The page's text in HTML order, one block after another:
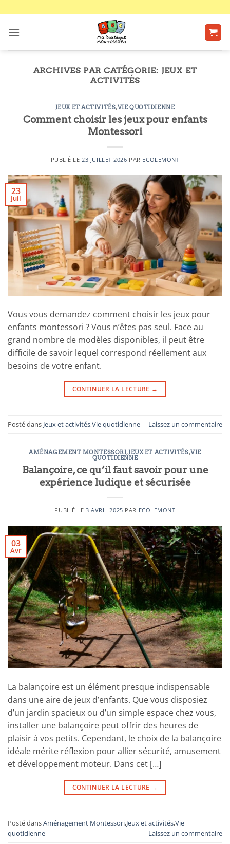
contenu
ARCHIVES PAR CATÉGORIE: JEUX ET
ACTIVITÉS
JEUX ET ACTIVITÉS,VIE QUOTIDIENNE
Comment choisir les jeux pour enfants
Montessori
PUBLIÉ LE 23 JUILLET 2026 PAR ECOLEMONT
23
Juil
Vous vous demandez comment choisir les jeux pour
enfants montessori ? Vous n’êtes pas seul. Face au
grand nombre de modèles disponibles, il peut être
difficile de savoir lequel correspond réellement aux
besoins de votre enfant.
CONTINUER LA LECTURE →
Posté dans Jeux et activités,Vie quotidienne Laissez un commentaire
AMÉNAGEMENT MONTESSORI,JEUX ET ACTIVITÉS,VIE
QUOTIDIENNE
Balançoire, ce qu’il faut savoir pour une
expérience ludique et sécurisée
PUBLIÉ LE 3 AVRIL 2025 PAR ECOLEMONT
03
Avr
La balançoire est un élément presque indispensable
dans une aire de jeux d’enfants. Que vous disposiez
d’un jardin spacieux ou d’un simple espace chez vous,
installer une balançoire peut offrir des heures de
plaisir à vos petits. Cependant, le choix de la balançoire
idéale mérite réflexion pour allier sécurité, amusement
et développement moteur. Dans cet […]
CONTINUER LA LECTURE →
Posté dansAménagement Montessori,Jeux et activités,Vie
quotidienne
Laissez un commentaire